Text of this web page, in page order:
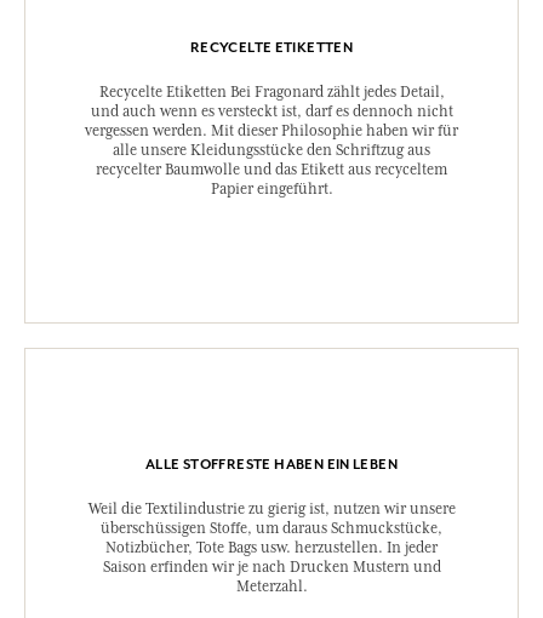
Recycelte Etiketten Bei Fragonard zählt jedes Detail,
vergessen werden. Mit dieser Philosophie haben wir für
alle unsere Kleidungsstücke den Schriftzug aus
recycelter Baumwolle und das Etikett aus recyceltem
Papier eingeführt.
überschüssigen Stoffe, um daraus Schmuckstücke,
Notizbücher, Tote Bags usw. herzustellen. In jeder
Saison erfinden wir je nach Drucken Mustern und
Meterzahl.